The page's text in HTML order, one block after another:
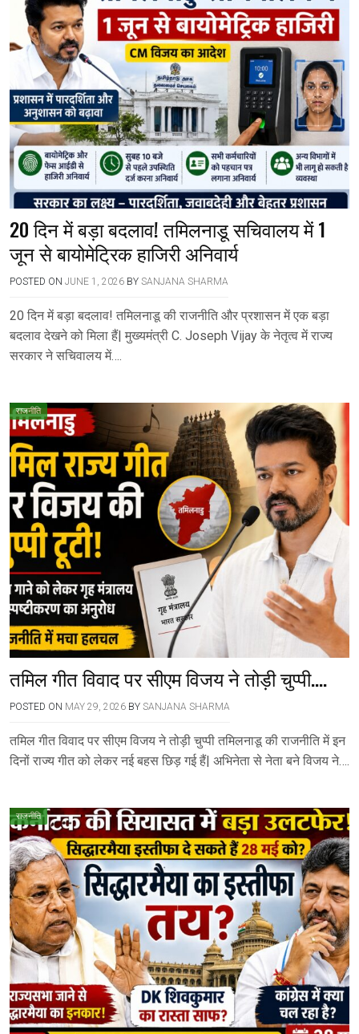
20 दिन में बड़ा बदलाव! तमिलनाडू सचिवालय में 1
जून से बायोमेट्रिक हाजिरी अनिवार्य
POSTED ON JUNE 1, 2026 BY SANJANA SHARMA
20 दिन में बड़ा बदलाव! तमिलनाडू की राजनीति और प्रशासन में एक बड़ा
बदलाव देखने को मिला हैं| मुख्यमंत्री C. Joseph Vijay के नेतृत्व में राज्य
सरकार ने सचिवालय में….
राजनीति
तमिल गीत विवाद पर सीएम विजय ने तोड़ी चुप्पी….
POSTED ON MAY 29, 2026 BY SANJANA SHARMA
तमिल गीत विवाद पर सीएम विजय ने तोड़ी चुप्पी तमिलनाडू की राजनीति में इन
दिनों राज्य गीत को लेकर नई बहस छिड़ गई हैं| अभिनेता से नेता बने विजय ने….
राजनीति